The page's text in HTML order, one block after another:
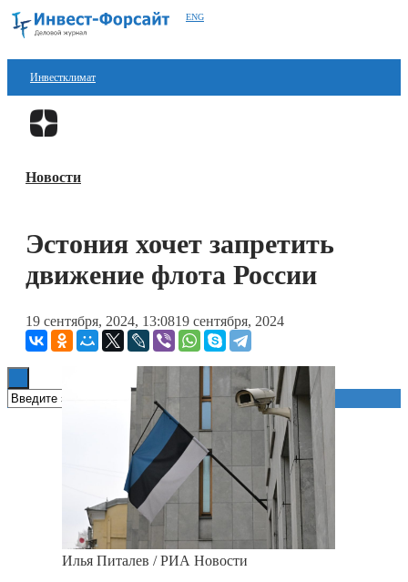
ENG
Инвестклимат
Финансы
Блокчейн
Книги
Новости
Эстония хочет запретить
движение флота России
19 сентября, 2024, 13:0819 сентября, 2024
Илья Питалев / РИА Новости